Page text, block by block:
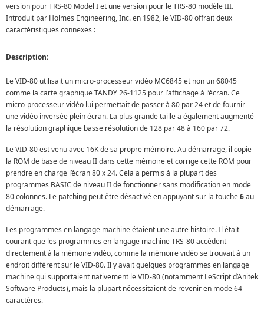
version pour TRS-80 Model I et une version pour le TRS-80 modèle III.
Introduit par Holmes Engineering, Inc. en 1982, le VID-80 offrait deux
caractéristiques connexes :
Description:
Le VID-80 utilisait un micro-processeur vidéo MC6845 et non un 68045
comme la carte graphique TANDY 26-1125 pour l’affichage à l’écran. Ce
micro-processeur vidéo lui permettait de passer à 80 par 24 et de fournir
une vidéo inversée plein écran. La plus grande taille a également augmenté
la résolution graphique basse résolution de 128 par 48 à 160 par 72.
Le VID-80 est venu avec 16K de sa propre mémoire. Au démarrage, il copie
la ROM de base de niveau II dans cette mémoire et corrige cette ROM pour
prendre en charge l’écran 80 x 24. Cela a permis à la plupart des
programmes BASIC de niveau II de fonctionner sans modification en mode
80 colonnes. Le patching peut être désactivé en appuyant sur la touche6au
démarrage.
Les programmes en langage machine étaient une autre histoire. Il était
courant que les programmes en langage machine TRS-80 accèdent
directement à la mémoire vidéo, comme la mémoire vidéo se trouvait à un
endroit différent sur le VID-80. Il y avait quelques programmes en langage
machine qui supportaient nativement le VID-80 (notamment LeScript d’Anitek
Software Products), mais la plupart nécessitaient de revenir en mode 64
caractères.